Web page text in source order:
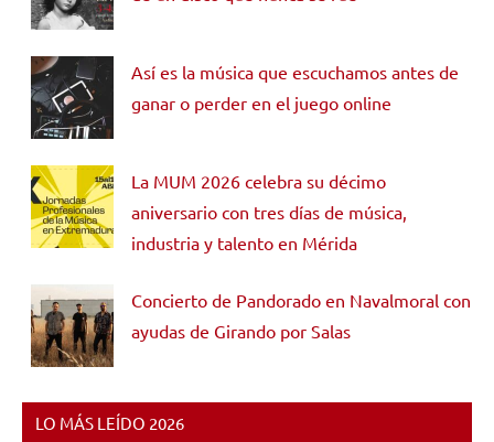
Así es la música que escuchamos antes de
ganar o perder en el juego online
La MUM 2026 celebra su décimo
aniversario con tres días de música,
industria y talento en Mérida
Concierto de Pandorado en Navalmoral con
ayudas de Girando por Salas
LO MÁS LEÍDO 2026